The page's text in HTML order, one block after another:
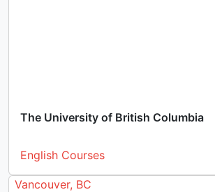
The University of British Columbia
English Courses
Vancouver, BC